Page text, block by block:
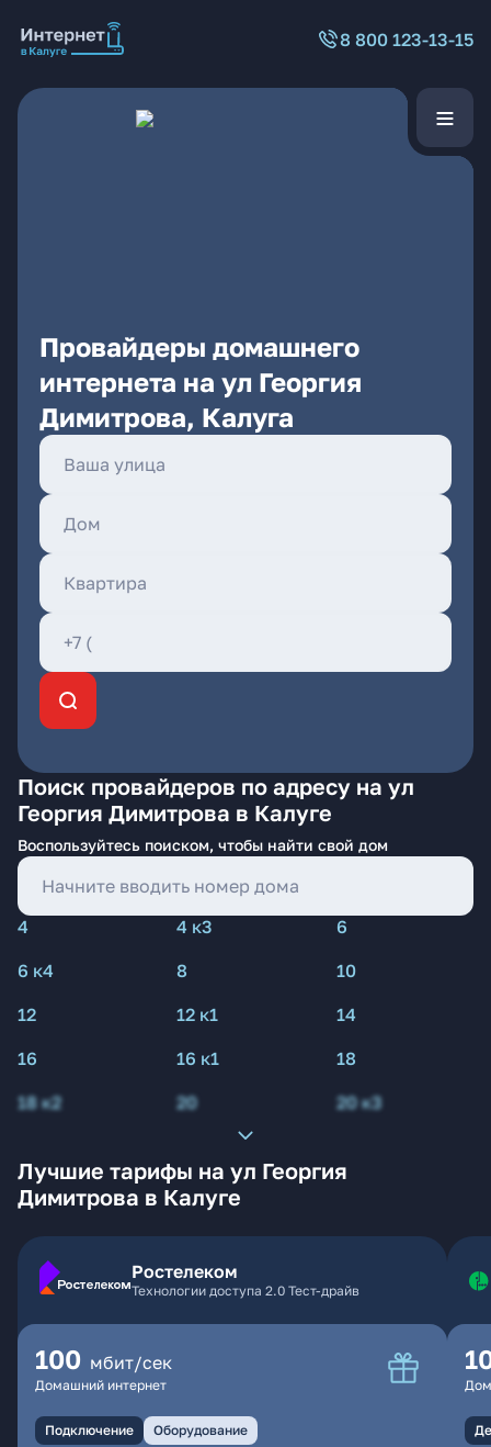
8 800 123-13-15
Провайдеры домашнего
интернета на ул Георгия
Димитрова, Калуга
Поиск провайдеров по адресу на ул
Георгия Димитрова в Калуге
Воспользуйтесь поиском, чтобы найти свой дом
4 4 к3
6
6 к4
8
10
12
12 к1
14
16
16 к1
18
18 к2
20 20 к3
Лучшие тарифы на ул Георгия
Димитрова в Калуге
Ростелеком
Технологии доступа 2.0 Тест-драйв
100 мбит/сек
Домашний интернет
Подключение Оборудование